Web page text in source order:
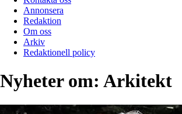
Annonsera
Redaktion
Om oss
Arkiv
Redaktionell policy
Nyheter om: Arkitekt